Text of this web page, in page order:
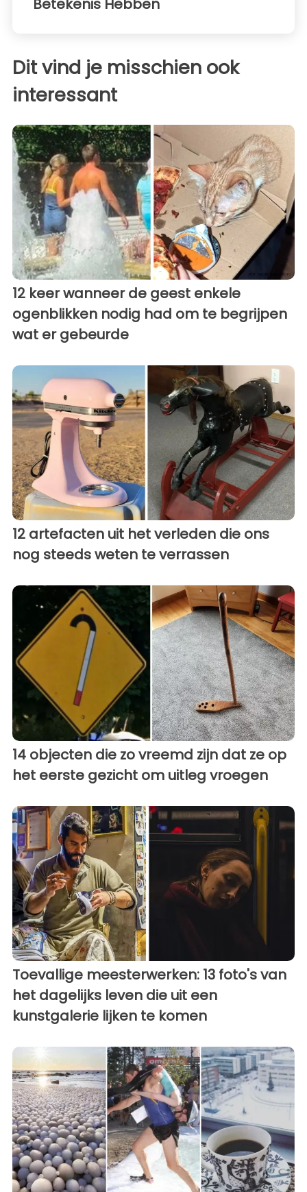
Betekenis Hebben
Dit vind je misschien ook
interessant
12 keer wanneer de geest enkele
ogenblikken nodig had om te begrijpen
wat er gebeurde
12 artefacten uit het verleden die ons
nog steeds weten te verrassen
14 objecten die zo vreemd zijn dat ze op
het eerste gezicht om uitleg vroegen
Toevallige meesterwerken: 13 foto's van
het dagelijks leven die uit een
kunstgalerie lijken te komen